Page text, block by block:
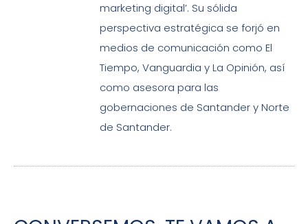
marketing digital’. Su sólida
perspectiva estratégica se forjó en
medios de comunicación como El
Tiempo, Vanguardia y La Opinión, así
como asesora para las
gobernaciones de Santander y Norte
de Santander.